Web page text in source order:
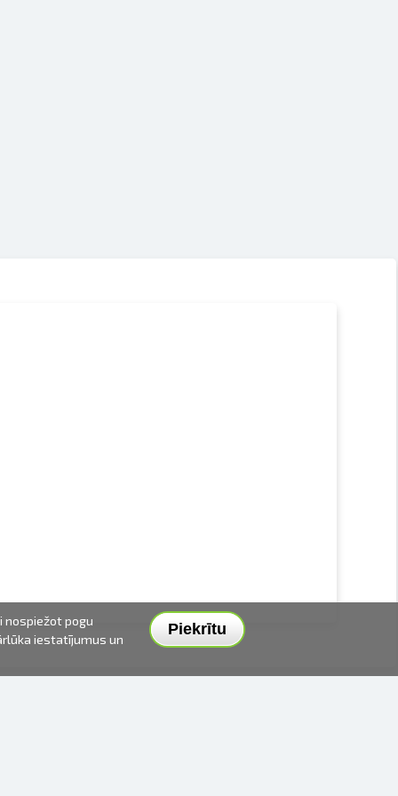
Piekrītu
nospiežot pogu
iestatījumus un